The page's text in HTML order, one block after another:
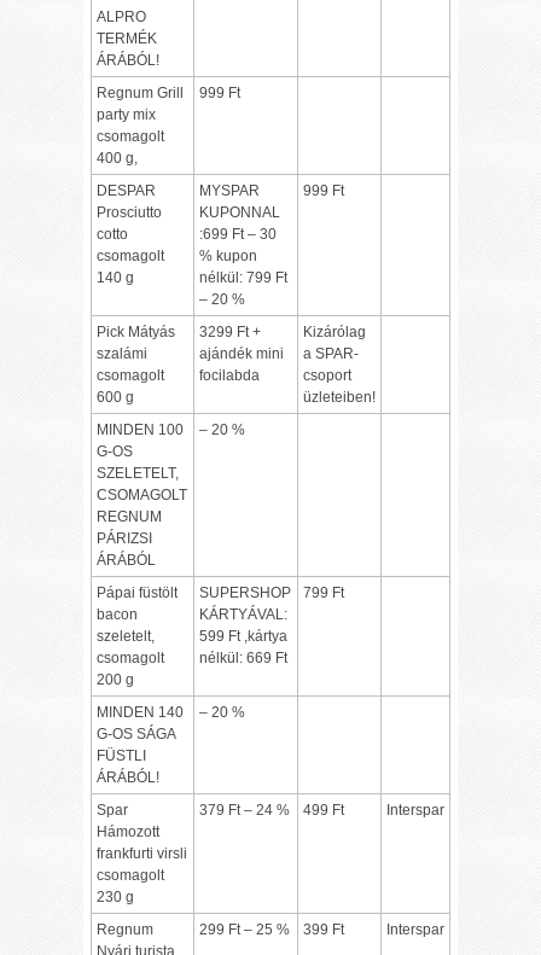
ALPRO
TERMÉK
ÁRÁBÓL!
Regnum Grill
party mix
csomagolt
400 g,
999 Ft
DESPAR
Prosciutto
cotto
csomagolt
140 g
MYSPAR
KUPONNAL
:699 Ft – 30
% kupon
nélkül: 799 Ft
– 20 %
999 Ft
Pick Mátyás
szalámi
csomagolt
600 g
3299 Ft +
ajándék mini
focilabda
Kizárólag
a SPAR-
csoport
üzleteiben!
MINDEN 100
G-OS
SZELETELT,
CSOMAGOLT
REGNUM
PÁRIZSI
ÁRÁBÓL
– 20 %
Pápai füstölt
bacon
szeletelt,
csomagolt
200 g
SUPERSHOP
KÁRTYÁVAL:
599 Ft ,kártya
nélkül: 669 Ft
799 Ft
MINDEN 140
G-OS SÁGA
FÜSTLI
ÁRÁBÓL!
– 20 %
Spar
Hámozott
frankfurti virsli
csomagolt
230 g
379 Ft – 24 % 499 Ft Interspar
Regnum
Nyári turista
299 Ft – 25 % 399 Ft Interspar